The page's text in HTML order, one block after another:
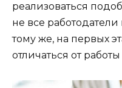
реализоваться
не все
тому же, на первых
отличаться от